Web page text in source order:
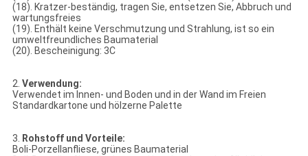
(18). Kratzer-beständig, tragen Sie, entsetzen Sie, Abbruch und
wartungsfreies
(19). Enthält keine Verschmutzung und Strahlung, ist so ein
umweltfreundliches Baumaterial
(20). Bescheinigung: 3C
2. Verwendung:
Verwendet im Innen- und Boden und in der Wand im Freien
Standardkartone und hölzerne Palette
3. Rohstoff und Vorteile:
Boli-Porzellanfliese, grünes Baumaterial